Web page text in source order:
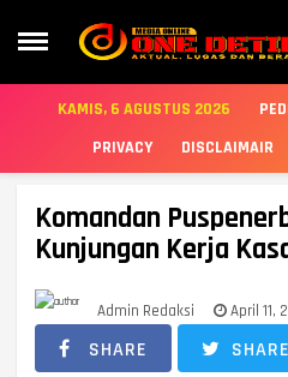
KAMIS, 6 AGUSTUS 2026
PRIVACY
DISCLAIMAIR
Komandan
Kunjungan Kerja
Admin Redaksi April 11,
SHARE SHARE